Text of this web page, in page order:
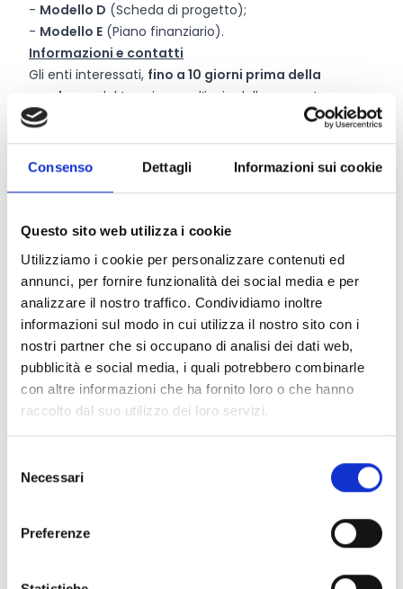
Consenso Dettagli Informazioni sui cookie
Questo sito web utilizza i cookie
Utilizziamo i cookie per personalizzare contenuti ed
annunci, per fornire funzionalità dei social media e per
analizzare il nostro traffico. Condividiamo inoltre
informazioni sul modo in cui utilizza il nostro sito con i
nostri partner che si occupano di analisi dei dati web,
pubblicità e social media, i quali potrebbero combinarle
con altre informazioni che ha fornito loro o che hanno
raccolto dal suo utilizzo dei loro servizi.
delNecessari
Preferenze
- Modello D (Scheda di progetto);
- Modello E (Piano finanziario).
Informazioni e contatti
Gli enti interessati, fino a 10 giorni prima della
scadenza
del termine per l’invio delle proposte,
potranno formulare quesiti esclusivamente tramite
Pec da inviarsi all’indirizzo
dgterzosettore.div3@pec.lavoro.gov.it riportando
Chi può partecipare
Possono accedere alle risorse del fondo tutti i
soggetti costituiti in forma di associazione
(O rganizzazionidi volontariato, A ssociazion idi
promozione sociale,AssociazioniONLUS,Altro)che
svolgono, in conformità alle proprie finalità statutarie
attività di assistenza psicologica, psicosociologica o
sanitaria in tutte le forme a favore dei bambini affetti
da malattia oncologica e delle loro famiglie.
Per bambini si intendono i soggetti di cui
all'articolo 1 della Convenzione sui diritti del fanciullo
avente un'età inferiore a diciott'anni, salvo se abbia
raggiunto prima la maturità in virtu' della legislazione